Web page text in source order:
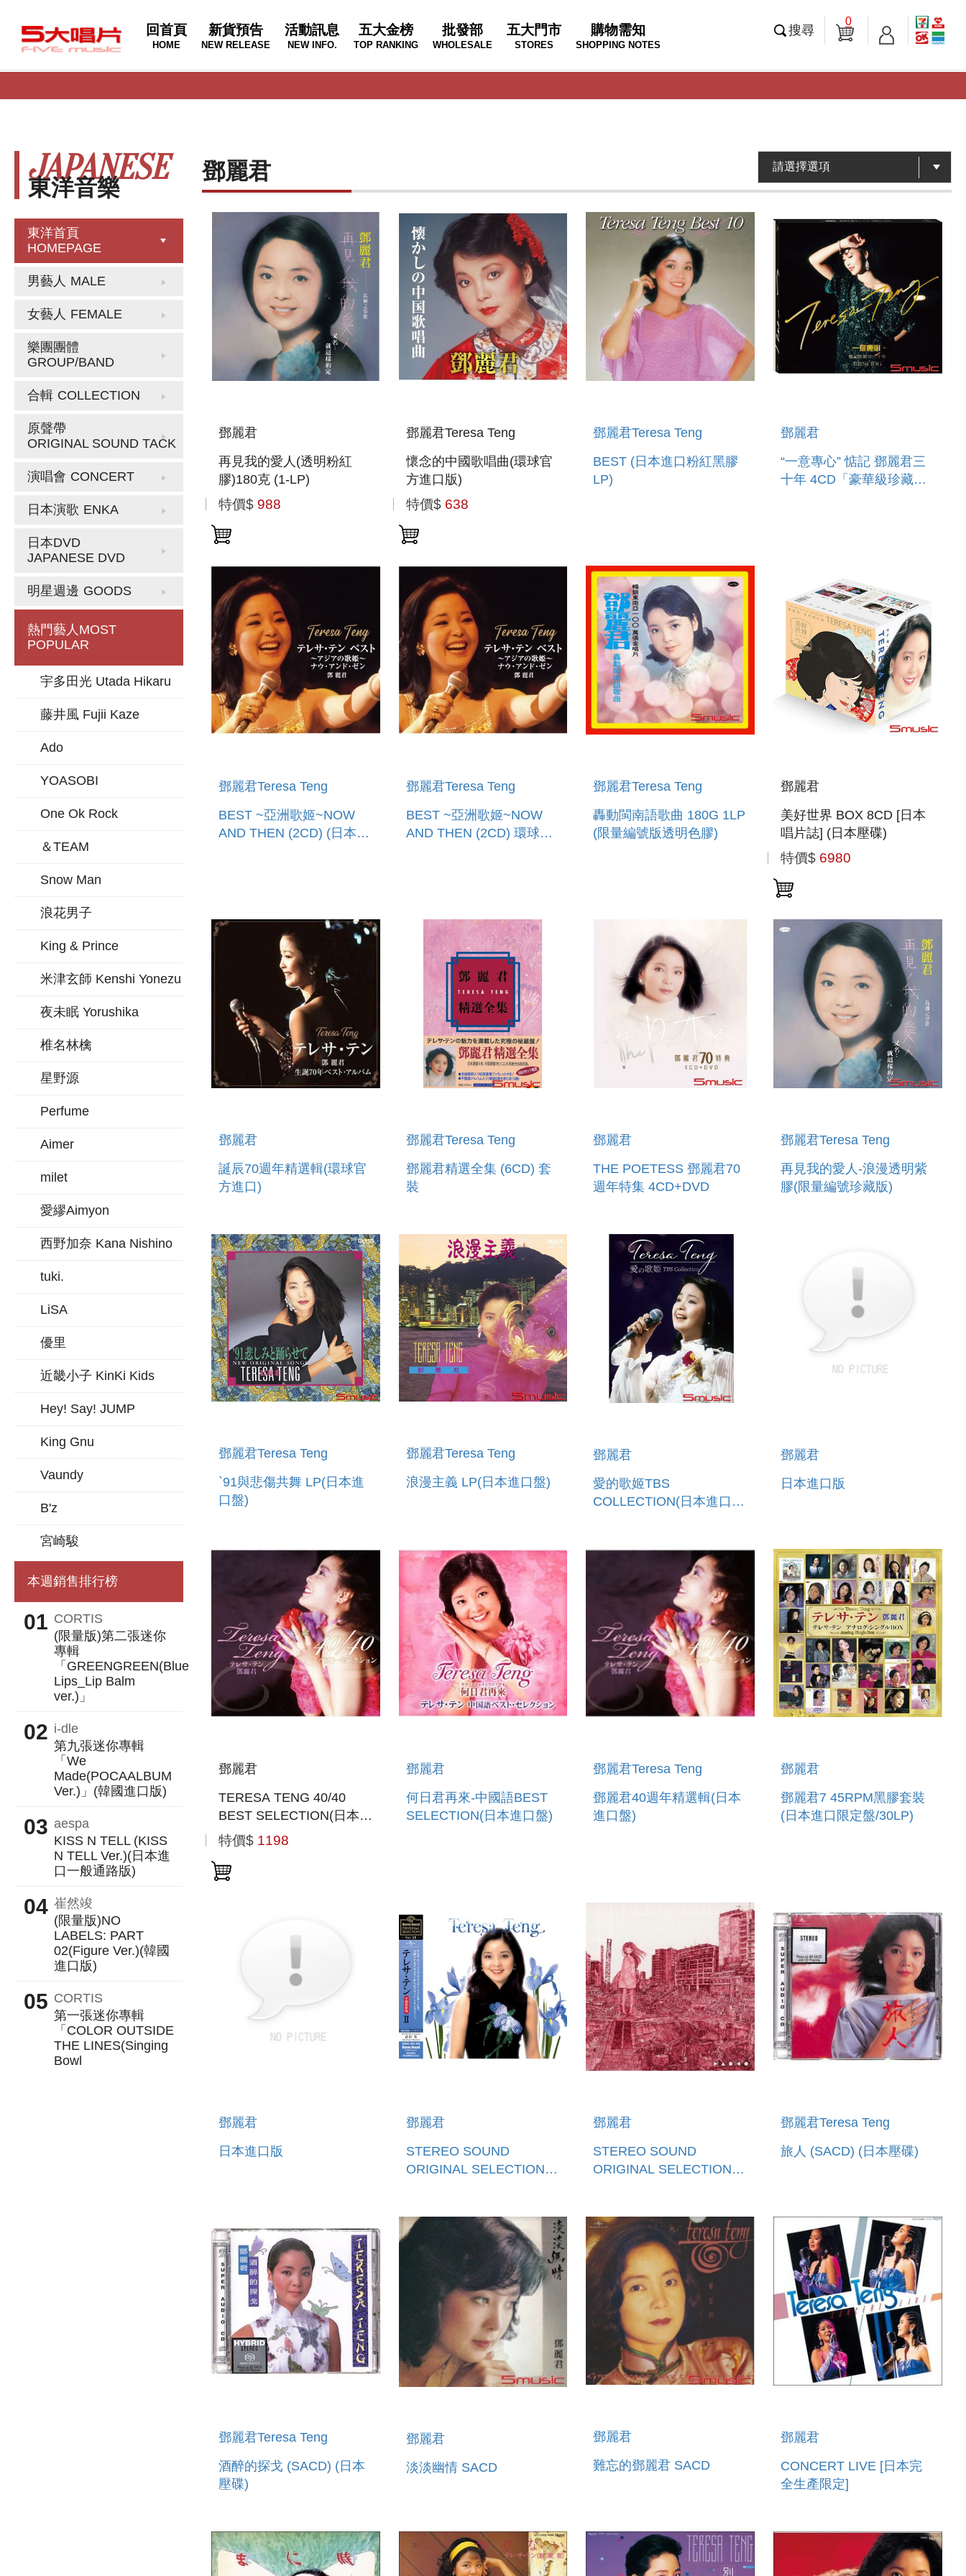
回首頁
HOME
新貨預告
NEW RELEASE
活動訊息
NEW INFO.
五大金榜
TOP RANKING
批發部
WHOLESALE
五大門市
STORES
購物需知
SHOPPING NOTES
搜尋
0
東洋音樂
JAPANESE
東洋首頁
HOMEPAGE
男藝人 MALE
女藝人 FEMALE
樂團團體
GROUP/BAND
合輯 COLLECTION
原聲帶
ORIGINAL SOUND TACK
演唱會 CONCERT
日本演歌 ENKA
日本DVD
JAPANESE DVD
明星週邊 GOODS
熱門藝人 MOST
POPULAR
宇多田光 Utada Hikaru
藤井風 Fujii Kaze
Ado
YOASOBI
One Ok Rock
＆TEAM
Snow Man
浪花男子
King & Prince
米津玄師 Kenshi Yonezu
夜未眠 Yorushika
椎名林檎
星野源
Perfume
Aimer
milet
愛繆Aimyon
西野加奈 Kana Nishino
tuki.
LiSA
優里
近畿小子 KinKi Kids
Hey! Say! JUMP
King Gnu
Vaundy
B'z
宮崎駿
本週銷售排行榜
CORTIS
(限量版)第二張迷你
專輯
「GREENGREEN(Blue
Lips_Lip Balm
ver.)」
i-dle
第九張迷你專輯
「We
Made(POCAALBUM
Ver.)」(韓國進口版)
aespa
KISS N TELL (KISS
N TELL Ver.)(日本進
口一般通路版)
崔然竣
(限量版)NO
LABELS: PART
02(Figure Ver.)(韓國
進口版)
CORTIS
第一張迷你專輯
「COLOR OUTSIDE
THE LINES(Singing
Bowl
鄧麗君
鄧麗君
再見我的愛人(透明粉紅
膠)180克 (1-LP)
特價$ 988
鄧麗君Teresa Teng
懷念的中國歌唱曲(環球官
方進口版)
特價$ 638
鄧麗君Teresa Teng
BEST (日本進口粉紅黑膠
LP)
鄧麗君
“一意專心” 惦記 鄧麗君三
十年 4CD「豪華級珍藏
鄧麗君Teresa Teng
BEST ~亞洲歌姬~NOW
AND THEN (2CD) (日本進
鄧麗君Teresa Teng
BEST ~亞洲歌姬~NOW
AND THEN (2CD) 環球官
鄧麗君Teresa Teng
轟動閩南語歌曲 180G 1LP
(限量編號版透明色膠)
鄧麗君
美好世界 BOX 8CD [日本
唱片誌] (日本壓碟)
特價$ 6980
鄧麗君
誕辰70週年精選輯(環球官
方進口)
鄧麗君Teresa Teng
鄧麗君精選全集 (6CD) 套
裝
鄧麗君
THE POETESS 鄧麗君70
週年特集 4CD+DVD
鄧麗君Teresa Teng
再見我的愛人-浪漫透明紫
膠(限量編號珍藏版)
鄧麗君Teresa Teng
`91與悲傷共舞 LP(日本進
口盤)
鄧麗君Teresa Teng
浪漫主義 LP(日本進口盤)
鄧麗君
愛的歌姬TBS
COLLECTION(日本進口盤
鄧麗君
日本進口版
鄧麗君
TERESA TENG 40/40
BEST SELECTION(日本進
口盤)
特價$ 1198
鄧麗君
何日君再來-中國語BEST
SELECTION(日本進口盤)
鄧麗君Teresa Teng
鄧麗君40週年精選輯(日本
進口盤)
鄧麗君
鄧麗君7 45RPM黑膠套裝
(日本進口限定盤/30LP)
鄧麗君
日本進口版
鄧麗君
STEREO SOUND
ORIGINAL SELECTION
鄧麗君
STEREO SOUND
ORIGINAL SELECTION
盤)
鄧麗君Teresa Teng
旅人 (SACD) (日本壓碟)
鄧麗君Teresa Teng
酒醉的探戈 (SACD) (日本
壓碟)
鄧麗君
淡淡幽情 SACD
鄧麗君
難忘的鄧麗君 SACD
鄧麗君
CONCERT LIVE [日本完
全生產限定]